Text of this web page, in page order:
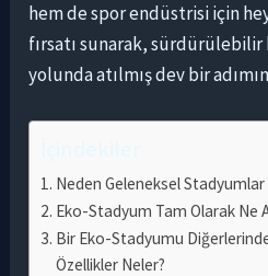
hem de spor endüstrisi için
fırsatı sunarak,
yolunda atılmış dev bir
Neden Geleneksel Stadyumlar
Eko-Stadyum Tam Olarak Ne
Bir Eko-Stadyumu
Özellikler Neler?